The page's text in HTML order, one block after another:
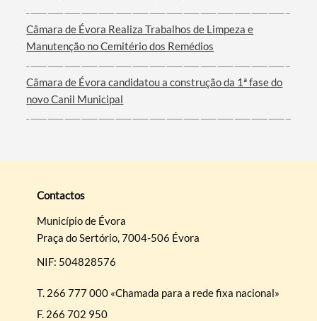
Câmara de Évora Realiza Trabalhos de Limpeza e
Manutenção no Cemitério dos Remédios
Câmara de Évora candidatou a construção da 1ª fase do
novo Canil Municipal
Contactos
Município de Évora
Praça do Sertório, 7004-506 Évora
NIF: 504828576
T. 266 777 000 «Chamada para a rede fixa nacional»
F. 266 702 950